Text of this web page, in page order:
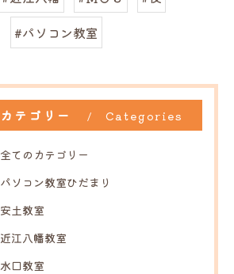
#パソコン教室
カテゴリー Categories
全てのカテゴリー
パソコン教室ひだまり
安土教室
近江八幡教室
水口教室